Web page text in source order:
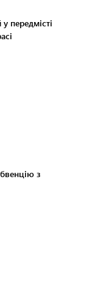
передмісті
з